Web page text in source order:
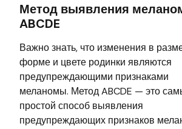
Метод выявления
ABCDE
Важно знать, что изменения в
форме и цвете родинки являются
предупреждающими признаками
меланомы. Метод ABCDE — это
простой способ выявления
предупреждающих признаков